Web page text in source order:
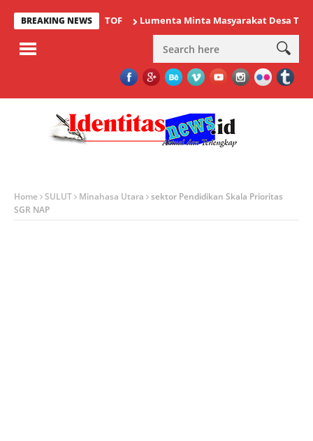
BREAKING NEWS Lumenta Minta Masyarakat Desa Tolok
Home SULUT Minahasa Utara
sektor Pendidikan Skala Prioritas
SGR NAP